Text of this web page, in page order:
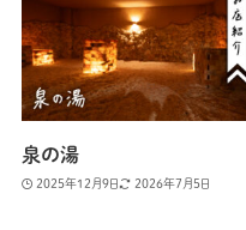
泉の湯
2025年12月9日 2026年7月5日